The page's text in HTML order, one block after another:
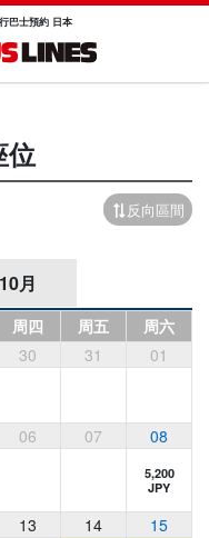
巴士預約 日本
位
反向區間
10月
周四 周五
周六
30 31 01
06 07 08
5,200
JPY
13 14 15